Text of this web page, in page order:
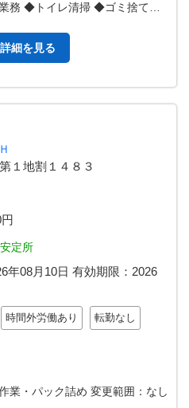
務 ◆トイレ清掃 ◆ゴミ捨て業
細を見る
１地割１４８３
定所
年08月10日 有効期限： 2026
時間外労働あり 転勤なし
業・パック詰め 変更範囲：なし